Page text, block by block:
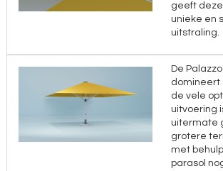
geeft
unieke en
uitstraling.
De
domineert
de vele
uitvoering
uitermate
grotere
met
parasol